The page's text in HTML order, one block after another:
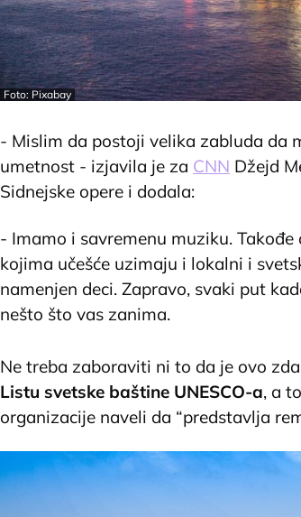
Foto: Pixabay
- Mislim da postoji velika zabluda da
umetnost - izjavila je za CNN Džejd
Sidnejske opere i dodala:
- Imamo i savremenu muziku.
kojima učešće uzimaju i lokalni i
namenjen deci. Zapravo, svaki put
nešto što vas zanima.
Ne treba zaboraviti ni to da je ovo
Listu svetske baštine UNESCO-a, a
organizacije naveli da “predstavlja